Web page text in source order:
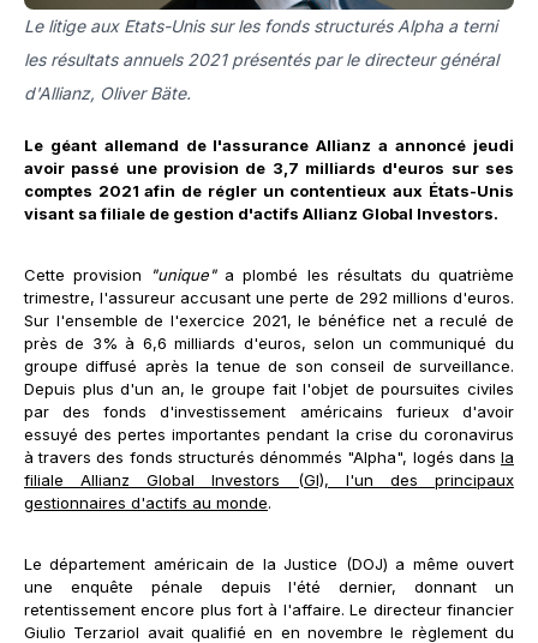
Le litige aux Etats-Unis sur les fonds structurés Alpha a terni
les résultats annuels 2021 présentés par le directeur général
d'Allianz, Oliver Bäte.
Le géant allemand de l'assurance Allianz a annoncé jeudi
avoir passé une provision de 3,7 milliards d'euros sur ses
comptes 2021 afin de régler un contentieux aux États-Unis
visant sa filiale de gestion d'actifs Allianz Global Investors.
Cette provision "unique"a plombé les résultats du quatrième
trimestre, l'assureur accusant une perte de 292 millions d'euros.
Sur l'ensemble de l'exercice 2021, le bénéfice net a reculé de
près de 3% à 6,6 milliards d'euros, selon un communiqué du
groupe diffusé après la tenue de son conseil de surveillance.
Depuis plus d'un an, le groupe fait l'objet de poursuites civiles
par des fonds d'investissement américains furieux d'avoir
essuyé des pertes importantes pendant la crise du coronavirus
à travers des fonds structurés dénommés "Alpha", logés dans la
filiale Allianz Global Investors (GI), l'un des principaux
gestionnaires d'actifs au monde.
Le département américain de la Justice (DOJ) a même ouvert
une enquête pénale depuis l'été dernier, donnant un
retentissement encore plus fort à l'affaire. Le directeur financier
Giulio Terzariol avait qualifié en en novembre le règlement du